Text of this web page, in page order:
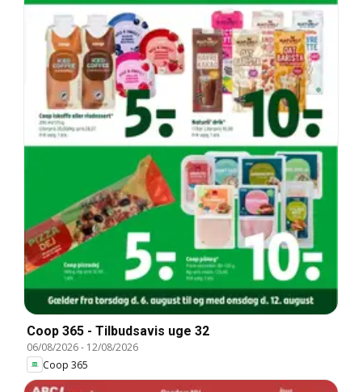
Coop 365 - Tilbudsavis uge 32
06/08/2026- 12/08/2026
Coop 365